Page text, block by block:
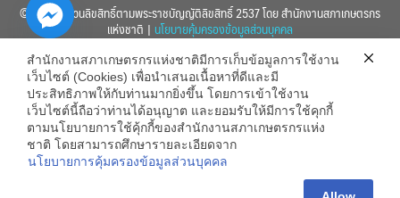
© 2560 สงวนลิขสิทธิ์ตามพระราชบัญญัติลิขสิทธิ์ 2537 โดย สำนักงานสภาเกษตรกร
แห่งชาติ | นโยบายคุ้มครองข้อมูลส่วนบุคคล
สำนักงานสภาเกษตรกรแห่งชาติมีการเก็บข้อมูลการใช้งาน
เว็บไซต์ (Cookies) เพื่อนำเสนอเนื้อหาที่ดีและมี
ประสิทธิภาพให้กับท่านมากยิ่งขึ้น โดยการเข้าใช้งาน
เว็บไซต์นี้ถือว่าท่านได้อนุญาต และยอมรับให้มีการใช้คุกกี้
ตามนโยบายการใช้คุ้กกี้ของสำนักงานสภาเกษตรกรแห่ง
ชาติ โดยสามารถศึกษารายละเอียดจาก
นโยบายการคุ้มครองข้อมูลส่วนบุคคล
Hide
chaty